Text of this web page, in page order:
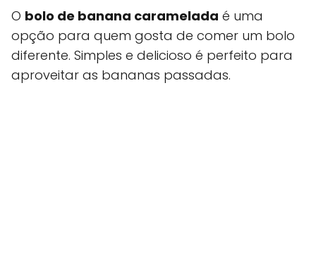
O bolo de banana caramelada é uma
opção para quem gosta de comer um bolo
diferente. Simples e delicioso é perfeito para
aproveitar as bananas passadas.